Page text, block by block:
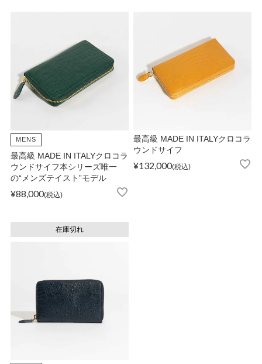
ランド
OUTLET
MENS
最高級 MADE IN ITALYクロコラ
ウンドサイフ本シリーズ唯一
の“メンズテイスト”モデル
¥88,000 税込
最高級 MADE IN ITALYクロコラ
ウンドサイフ
¥132,000 税込
在庫切れ